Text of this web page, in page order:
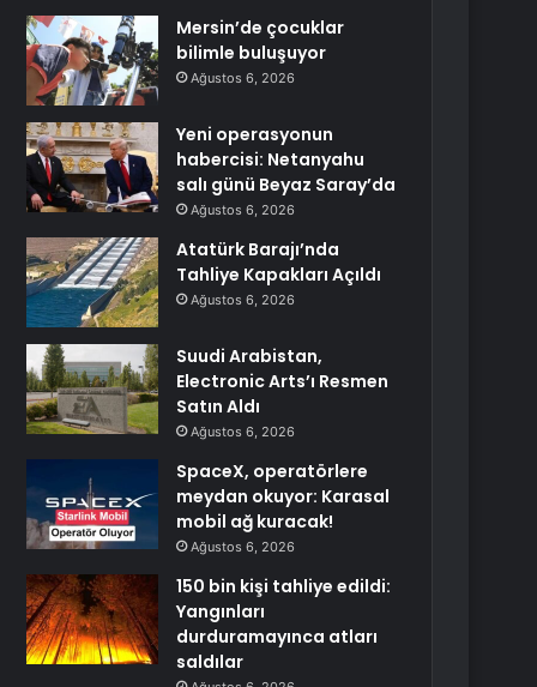
Mersin’de çocuklar
bilimle buluşuyor
Ağustos 6, 2026
Yeni operasyonun
habercisi: Netanyahu
salı günü Beyaz Saray’da
Ağustos 6, 2026
Atatürk Barajı’nda
Tahliye Kapakları Açıldı
Ağustos 6, 2026
Suudi Arabistan,
Electronic Arts’ı Resmen
Satın Aldı
Ağustos 6, 2026
SpaceX, operatörlere
meydan okuyor: Karasal
mobil ağ kuracak!
Ağustos 6, 2026
150 bin kişi tahliye edildi:
Yangınları
durduramayınca atları
saldılar